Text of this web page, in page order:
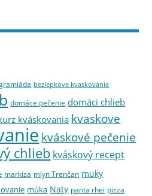
bezlepkove kvaskovanie
domáce pečenie domáci chlieb
kváskovania kvaskove
kváskové pečenie
chlieb kváskový recept
markíza mlyn Trenčan muky
múka Naty panta rhei pizza